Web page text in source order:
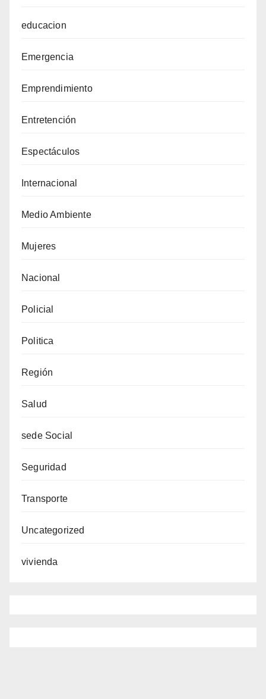
educacion
Emergencia
Emprendimiento
Entretención
Espectáculos
Internacional
Medio Ambiente
Mujeres
Nacional
Policial
Politica
Región
Salud
sede Social
Seguridad
Transporte
Uncategorized
vivienda